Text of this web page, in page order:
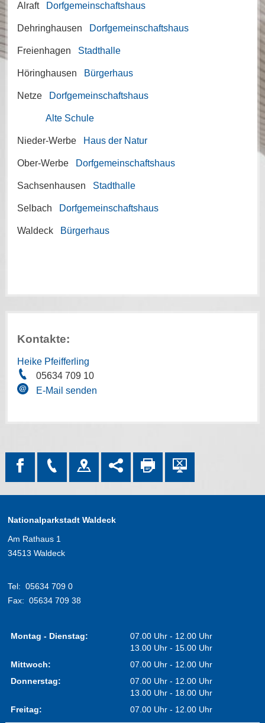
Alraft Dorfgemeinschaftshaus
Dehringhausen Dorfgemeinschaftshaus
Freienhagen Stadthalle
Höringhausen Bürgerhaus
Netze Dorfgemeinschaftshaus
Alte Schule
Nieder-Werbe Haus der Natur
Ober-Werbe Dorfgemeinschaftshaus
Sachsenhausen Stadthalle
Selbach Dorfgemeinschaftshaus
Waldeck Bürgerhaus
Kontakte:
Heike Pfeifferling
05634 709 10
E-Mail senden
Nationalparkstadt Waldeck
Am Rathaus 1
34513 Waldeck
Tel: 05634 709 0
Fax: 05634 709 38
Montag - Dienstag:
07.00 Uhr - 12.00 Uhr
13.00 Uhr - 15.00 Uhr
Mittwoch:
07.00 Uhr - 12.00 Uhr
Donnerstag:
07.00 Uhr - 12.00 Uhr
13.00 Uhr - 18.00 Uhr
Freitag:
07.00 Uhr - 12.00 Uhr